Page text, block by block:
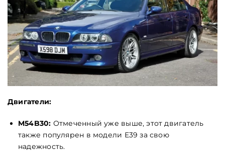
Двигатели:
M54B30: Отмеченный уже выше, этот двигатель
также популярен в модели E39 за свою
надежность.